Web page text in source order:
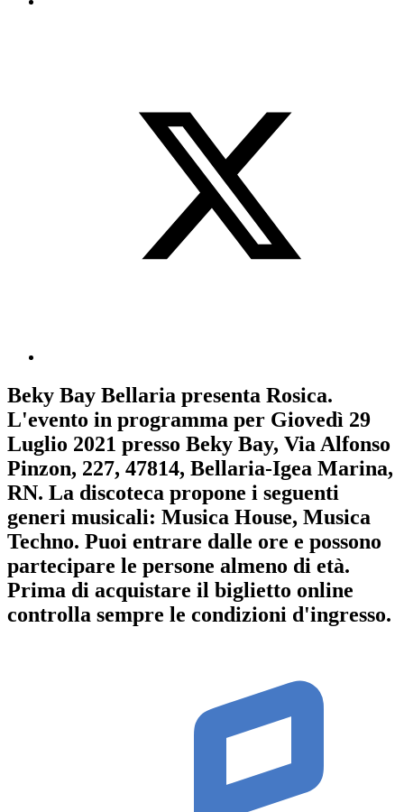
Beky Bay Bellaria presenta Rosica.
L'evento in programma per Giovedì 29
Luglio 2021 presso Beky Bay, Via Alfonso
Pinzon, 227, 47814, Bellaria-Igea Marina,
RN. La discoteca propone i seguenti
generi musicali: Musica House, Musica
Techno. Puoi entrare dalle ore e possono
partecipare le persone almeno di età.
Prima di acquistare il biglietto online
controlla sempre le condizioni d'ingresso.